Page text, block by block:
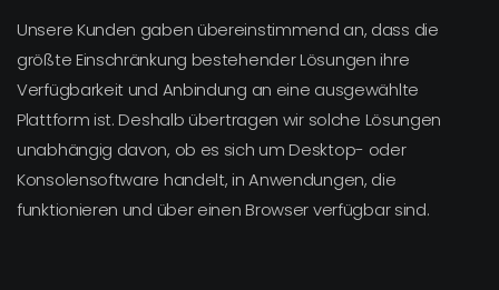
Unsere Kunden gaben übereinstimmend an, dass die
größte Einschränkung bestehender Lösungen ihre
Verfügbarkeit und Anbindung an eine ausgewählte
Plattform ist. Deshalb übertragen wir solche Lösungen
unabhängig davon, ob es sich um Desktop- oder
Konsolensoftware handelt, in Anwendungen, die
funktionieren und über einen Browser verfügbar sind.